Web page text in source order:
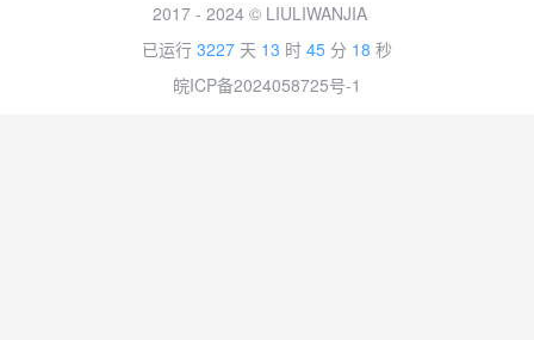
2017 - 2024 © LIULIWANJIA
已运行 3227 天 13 时 45 分 18 秒
皖ICP备2024058725号-1